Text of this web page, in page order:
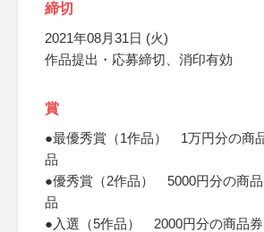
締切
2021年08月31日 (火)
作品提出・応募締切、消印有効
賞
●最優秀賞（1作品） 1万円分の商
品
●優秀賞（2作品） 5000円分の商
品
●入選（5作品） 2000円分の商品